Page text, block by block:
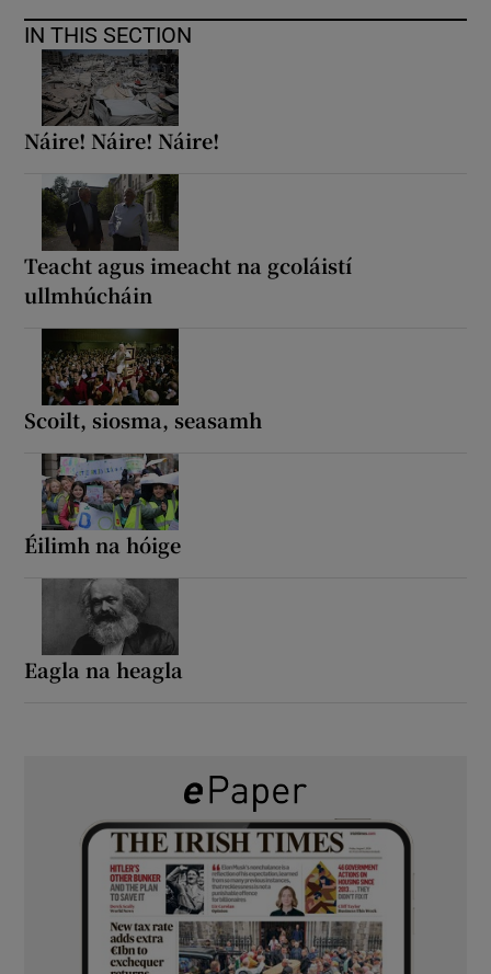
IN THIS SECTION
Náire! Náire! Náire!
Teacht agus imeacht na gcoláistí
ullmhúcháin
Scoilt, siosma, seasamh
Éilimh na hóige
Eagla na heagla